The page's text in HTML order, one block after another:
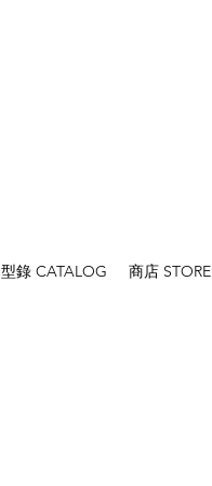
型錄 CATALOG 商店 STORE